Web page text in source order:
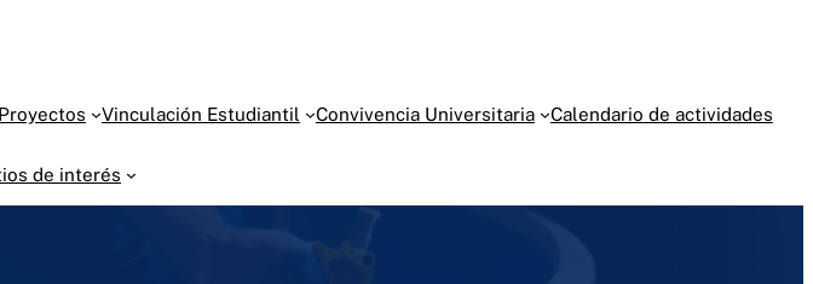
Vinculación Estudiantil Convivencia Universitaria Calendario de actividades
de interés